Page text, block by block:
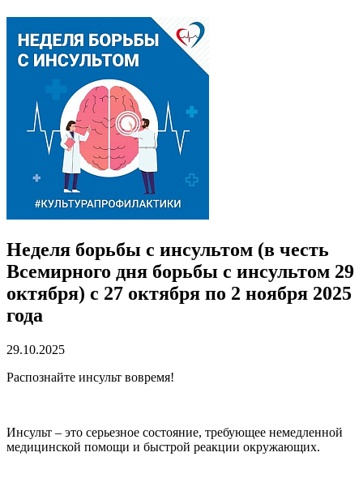
Неделя борьбы с инсультом (в честь
Всемирного дня борьбы с инсультом 29
октября) с 27 октября по 2 ноября 2025
года
29.10.2025
Распознайте инсульт вовремя!
Инсульт – это серьезное состояние, требующее немедленной
медицинской помощи и быстрой реакции окружающих.